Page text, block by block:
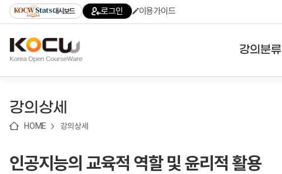
기
기
기
content)
가
대시보드 로그인 이용가이드
강의분류
테마강의
강의상세
HOME 강의상세
인공지능의 교육적 역할 및 윤리적 활용